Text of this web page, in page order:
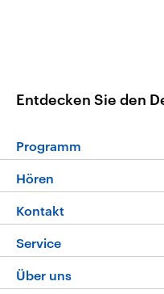
Entdecken Sie den
Programm
Programm
Die Nachrichten
Nachrichtenleicht
Neue Beiträge
Hören
Livestream
Podcasts
Deutschlandfunk
Kontakt
Hörerservice
Service
FAQ
Über uns